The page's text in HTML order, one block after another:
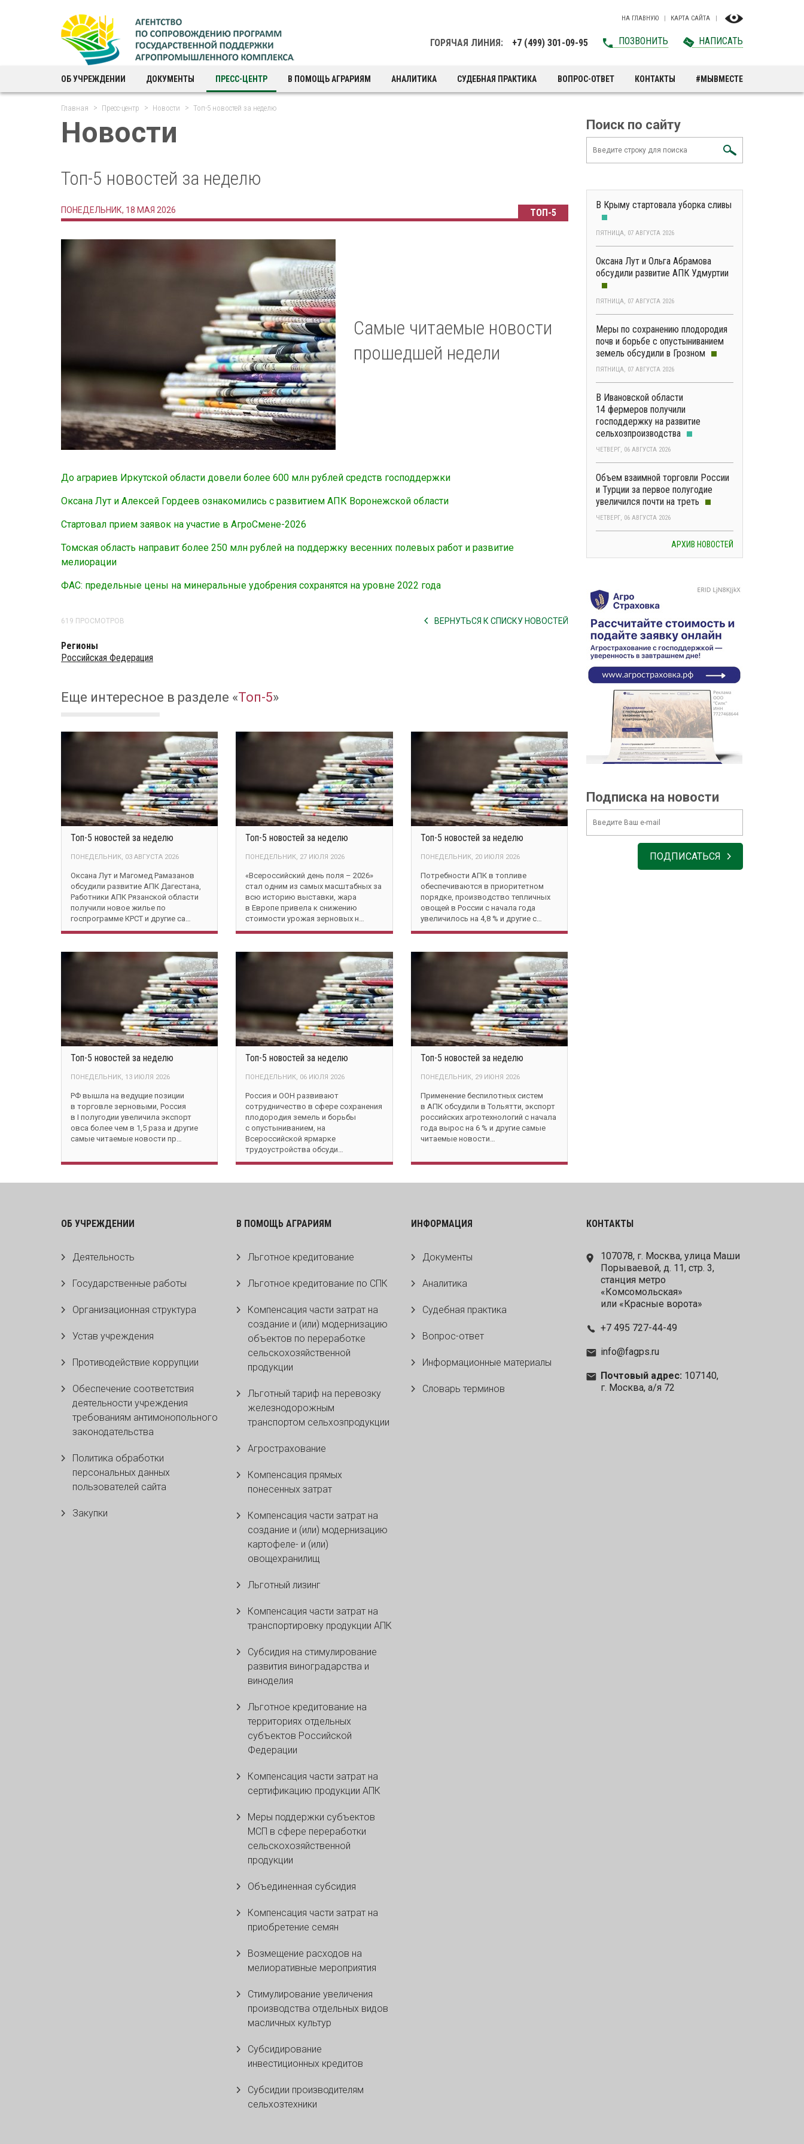
НА ГЛАВНУЮ КАРТА САЙТА
ГОРЯЧАЯ ЛИНИЯ: +7 (499) 301-09-95 ПОЗВОНИТЬ НАПИСАТЬ
ОБ УЧРЕЖДЕНИИ ДОКУМЕНТЫ ПРЕСС-ЦЕНТР В ПОМОЩЬ АГРАРИЯМ АНАЛИТИКА СУДЕБНАЯ ПРАКТИКА ВОПРОС-ОТВЕТ КОНТАКТЫ #МЫВМЕСТЕ
Главная Пресс-центр Новости Топ-5 новостей за неделю
Новости
Топ-5 новостей за неделю
ТОП-5
ПОНЕДЕЛЬНИК, 18 МАЯ 2026
Самые читаемые новости
прошедшей недели
До аграриев Иркутской области довели более 600 млн рублей средств господдержки
Оксана Лут и Алексей Гордеев ознакомились с развитием АПК Воронежской области
Стартовал прием заявок на участие в АгроСмене-2026
Томская область направит более 250 млн рублей на поддержку весенних полевых работ и развитие
мелиорации
ФАС: предельные цены на минеральные удобрения сохранятся на уровне 2022 года
619 ПРОСМОТРОВ ВЕРНУТЬСЯ К СПИСКУ НОВОСТЕЙ
Регионы
Российская Федерация
Еще интересное в разделе «Топ-5»
Топ-5 новостей за неделю
ПОНЕДЕЛЬНИК, 03 АВГУСТА 2026
Оксана Лут и Магомед Рамазанов
обсудили развитие АПК Дагестана,
Работники АПК Рязанской области
получили новое жилье по
госпрограмме КРСТ и другие са…
Топ-5 новостей за неделю
ПОНЕДЕЛЬНИК, 27 ИЮЛЯ 2026
«Всероссийский день поля – 2026»
стал одним из самых масштабных за
всю историю выставки, жара
в Европе привела к снижению
стоимости урожая зерновых н…
Топ-5 новостей за неделю
ПОНЕДЕЛЬНИК, 20 ИЮЛЯ 2026
Потребности АПК в топливе
обеспечиваются в приоритетном
порядке, производство тепличных
овощей в России с начала года
увеличилось на 4,8 % и другие с…
Топ-5 новостей за неделю
ПОНЕДЕЛЬНИК, 13 ИЮЛЯ 2026
РФ вышла на ведущие позиции
в торговле зерновыми, Россия
в I полугодии увеличила экспорт
овса более чем в 1,5 раза и другие
самые читаемые новости пр…
Топ-5 новостей за неделю
ПОНЕДЕЛЬНИК, 06 ИЮЛЯ 2026
Россия и ООН развивают
сотрудничество в сфере сохранения
плодородия земель и борьбы
с опустыниванием, на
Всероссийской ярмарке
трудоустройства обсуди…
Топ-5 новостей за неделю
ПОНЕДЕЛЬНИК, 29 ИЮНЯ 2026
Применение беспилотных систем
в АПК обсудили в Тольятти, экспорт
российских агротехнологий с начала
года вырос на 6 % и другие самые
читаемые новости…
Поиск по сайту
В Крыму стартовала уборка сливы
ПЯТНИЦА, 07 АВГУСТА 2026
Оксана Лут и Ольга Абрамова
обсудили развитие АПК Удмуртии
ПЯТНИЦА, 07 АВГУСТА 2026
Меры по сохранению плодородия
почв и борьбе с опустыниванием
земель обсудили в Грозном
ПЯТНИЦА, 07 АВГУСТА 2026
В Ивановской области
14 фермеров получили
господдержку на развитие
сельхозпроизводства
ЧЕТВЕРГ, 06 АВГУСТА 2026
Объем взаимной торговли России
и Турции за первое полугодие
увеличился почти на треть
ЧЕТВЕРГ, 06 АВГУСТА 2026
АРХИВ НОВОСТЕЙ
Подписка на новости
ПОДПИСАТЬСЯ
ОБ УЧРЕЖДЕНИИ
Деятельность
Государственные работы
Организационная структура
Устав учреждения
Противодействие коррупции
Обеспечение соответствия
деятельности учреждения
требованиям антимонопольного
законодательства
Политика обработки
персональных данных
пользователей сайта
Закупки
В ПОМОЩЬ АГРАРИЯМ
Льготное кредитование
Льготное кредитование по СПК
Компенсация части затрат на
создание и (или) модернизацию
объектов по переработке
сельскохозяйственной
продукции
Льготный тариф на перевозку
железнодорожным
транспортом сельхозпродукции
Агрострахование
Компенсация прямых
понесенных затрат
Компенсация части затрат на
создание и (или) модернизацию
картофеле- и (или)
овощехранилищ
Льготный лизинг
Компенсация части затрат на
транспортировку продукции АПК
Субсидия на стимулирование
развития виноградарства и
виноделия
Льготное кредитование на
территориях отдельных
субъектов Российской
Федерации
Компенсация части затрат на
сертификацию продукции АПК
Меры поддержки субъектов
МСП в сфере переработки
сельскохозяйственной
продукции
Объединенная субсидия
Компенсация части затрат на
приобретение семян
Возмещение расходов на
мелиоративные мероприятия
Стимулирование увеличения
производства отдельных видов
масличных культур
Субсидирование
инвестиционных кредитов
Субсидии производителям
сельхозтехники
ИНФОРМАЦИЯ
Документы
Аналитика
Судебная практика
Вопрос-ответ
Информационные материалы
Словарь терминов
КОНТАКТЫ
107078, г. Москва, улица Маши
Порываевой, д. 11, стр. 3,
станция метро
«Комсомольская»
или «Красные ворота»
+7 495 727-44-49
info@fagps.ru
Почтовый адрес: 107140,
г. Москва, а/я 72